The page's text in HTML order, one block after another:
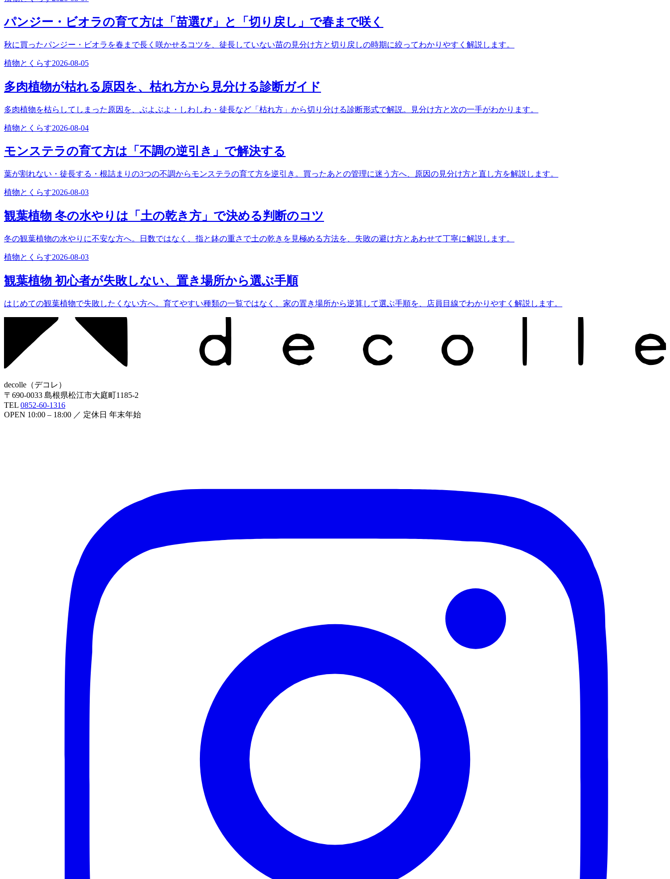
パンジー・ビオラの育て方は「苗選び」と「切り戻し」で春まで咲く
秋に買ったパンジー・ビオラを春まで長く咲かせるコツを、徒長していない苗の見分け方と切り戻しの時期に絞ってわかりやすく解説します。
植物とくらす2026-08-05
多肉植物が枯れる原因を、枯れ方から見分ける診断ガイド
多肉植物を枯らしてしまった原因を、ぶよぶよ・しわしわ・徒長など「枯れ方」から切り分ける診断形式で解説。見分け方と次の一手がわかります。
植物とくらす2026-08-04
モンステラの育て方は「不調の逆引き」で解決する
葉が割れない・徒長する・根詰まりの3つの不調からモンステラの育て方を逆引き。買ったあとの管理に迷う方へ、原因の見分け方と直し方を解説します。
植物とくらす2026-08-03
観葉植物 冬の水やりは「土の乾き方」で決める判断のコツ
冬の観葉植物の水やりに不安な方へ。日数ではなく、指と鉢の重さで土の乾きを見極める方法を、失敗の避け方とあわせて丁寧に解説します。
植物とくらす2026-08-03
観葉植物 初心者が失敗しない、置き場所から選ぶ手順
はじめての観葉植物で失敗したくない方へ。育てやすい種類の一覧ではなく、家の置き場所から逆算して選ぶ手順を、店員目線でわかりやすく解説します。
decolle （デコレ ）
〒 690-0033 島根県松江市大庭町1185-2
TEL 0852-60-1316
OPEN 10:00 – 18:00 ／ 定休日 年末年始